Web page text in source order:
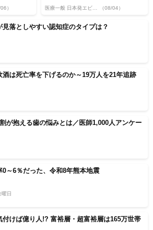
） （08/04）
見落としやすい認知症のタイプは？
酒は死亡率を下げるのか～19万人を21年追跡
が抱える歯の悩みとは／医師1,000人アンケー
0～6％だった、令和8年熊本地震
曜日
付けば億り人!? 富裕層・超富裕層は165万世帯